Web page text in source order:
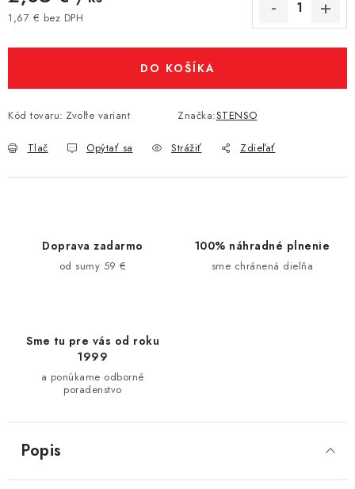
1,67 € bez DPH
DO KOŠÍKA
Kód tovaru: Zvoľte variant Značka:STENSO
Tlač Opýtať sa Strážiť Zdieľať
Doprava zadarmo
od sumy 59 €
100% náhradné plnenie
sme chránená dielňa
Sme tu pre vás od roku
1999
a ponúkame odborné
poradenstvo
Popis